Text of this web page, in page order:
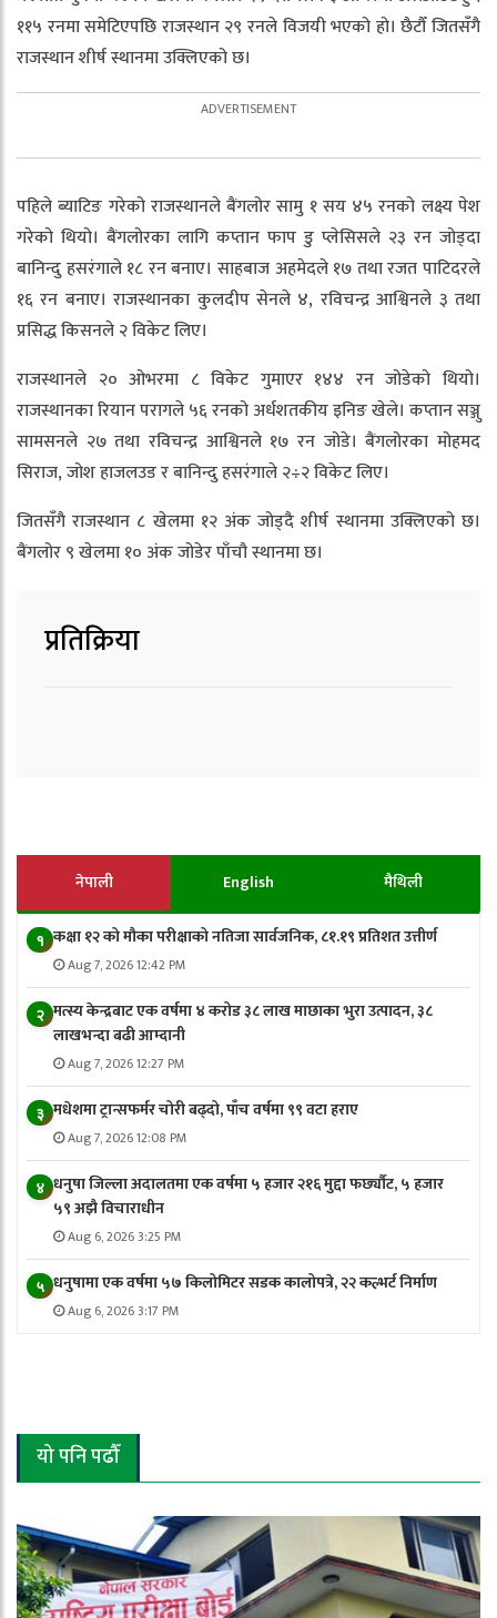
११५ रनमा समेटिएपछि राजस्थान २९ रनले विजयी भएको हो। छैटौँ जितसँगै
राजस्थान शीर्ष स्थानमा उक्लिएको छ।
पहिले ब्याटिङ गरेको राजस्थानले बैंगलोर सामु १ सय ४५ रनको लक्ष्य पेश
गरेको थियो। बैंगलोरका लागि कप्तान फाप डु प्लेसिसले २३ रन जोड्दा
बानिन्दु हसरंगाले १८ रन बनाए। साहबाज अहमेदले १७ तथा रजत पाटिदरले
१६ रन बनाए। राजस्थानका कुलदीप सेनले ४, रविचन्द्र आश्विनले ३ तथा
प्रसिद्ध किसनले २ विकेट लिए।
राजस्थानले २० ओभरमा ८ विकेट गुमाएर १४४ रन जोडेको थियो।
राजस्थानका रियान परागले ५६ रनको अर्धशतकीय इनिङ खेले। कप्तान सञ्जु
सामसनले २७ तथा रविचन्द्र आश्विनले १७ रन जोडे। बैंगलोरका मोहमद
सिराज, जोश हाजलउड र बानिन्दु हसरंगाले २÷२ विकेट लिए।
जितसँगै राजस्थान ८ खेलमा १२ अंक जोड्दै शीर्ष स्थानमा उक्लिएको छ।
बैंगलोर ९ खेलमा १० अंक जोडेर पाँचौ स्थानमा छ।
प्रतिक्रिया
नेपाली English मैथिली
१ कक्षा १२ को मौका परीक्षाको नतिजा सार्वजनिक, ८१.१९ प्रतिशत उत्तीर्ण
Aug 7, 2026 12:42 PM
२ मत्स्य केन्द्रबाट एक वर्षमा ४ करोड ३८ लाख माछाका भुरा उत्पादन, ३८
लाखभन्दा बढी आम्दानी
Aug 7, 2026 12:27 PM
३ मधेशमा ट्रान्सफर्मर चोरी बढ्दो, पाँच वर्षमा ९९ वटा हराए
Aug 7, 2026 12:08 PM
४ धनुषा जिल्ला अदालतमा एक वर्षमा ५ हजार २१६ मुद्दा फर्छ्यौट, ५ हजार
५९ अझै विचाराधीन
Aug 6, 2026 3:25 PM
५ धनुषामा एक वर्षमा ५७ किलोमिटर सडक कालोपत्रे, २२ कल्भर्ट निर्माण
Aug 6, 2026 3:17 PM
यो पनि पढौँ